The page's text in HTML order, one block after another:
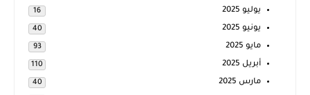
يوليو 2025 16
يونيو 2025 40
مايو 2025 93
أبريل 2025 110
مارس 2025 40